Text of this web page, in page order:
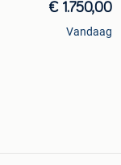
€ 1.750,00
Vandaag